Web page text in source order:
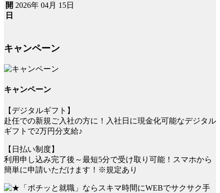
開
日
2026年 04月 15日
キャンペーン
キャンペーン
【デジタルギフト】
赴任での新規ご入社の方に！入社日に現金化可能なデジタル
ギフトで2万円分支給♪
【日払い制度】
利用申し込み完了後～最短5分で受け取り可能！スマホから
簡単に申請いただけます！※規定あり